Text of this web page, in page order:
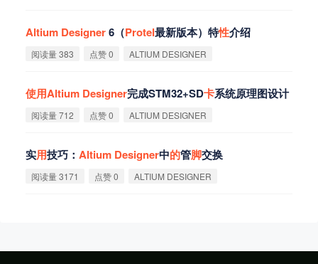
Altium Designer6（Protel最新版本）特性介绍
阅读量 383 点赞 0 ALTIUM DESIGNER
使用Altium Designer完成STM32+SD卡系统原理图设计
阅读量 712 点赞 0 ALTIUM DESIGNER
实用技巧： Altium Designer中的管脚交换
阅读量 3171 点赞 0 ALTIUM DESIGNER